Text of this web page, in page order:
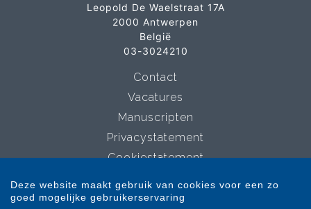
Leopold De Waelstraat 17A
2000 Antwerpen
België
03-3024210
Contact
Vacatures
Manuscripten
Privacystatement
Cookiestatement
Deze website maakt gebruik van cookies voor een zo
goed mogelijke gebruikerservaring